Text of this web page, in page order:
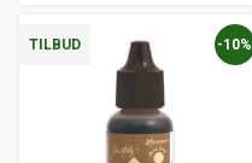
TILBUD -10%